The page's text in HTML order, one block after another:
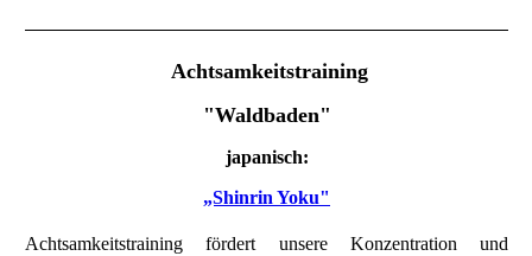
Achtsamkeitstraining
"Waldbaden"
japanisch:
„Shinrin Yoku"
Achtsamkeitstraining fördert unsere Konzentration und